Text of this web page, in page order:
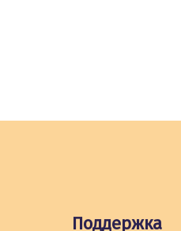
Поддержка